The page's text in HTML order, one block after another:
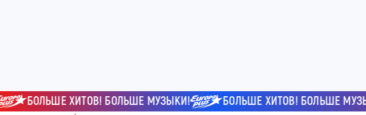
БОЛЬШЕ ХИТОВ! БОЛЬШЕ МУЗЫКИ! БОЛЬШЕ ХИТОВ! БОЛЬШЕ МУЗЫКИ!